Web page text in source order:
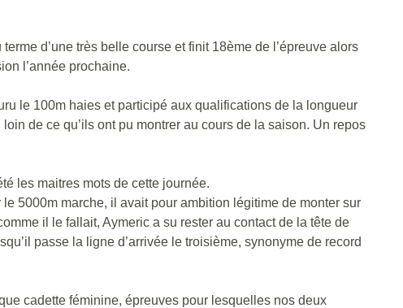
d’une très belle course et finit 18ème de l’épreuve alors
l’année prochaine.
le 100m haies et participé aux qualifications de la longueur
de ce qu’ils ont pu montrer au cours de la saison. Un repos
les maitres mots de cette journée.
5000m marche, il avait pour ambition légitime de monter sur
il le fallait, Aymeric a su rester au contact de la tête de
passe la ligne d’arrivée le troisième, synonyme de record
cadette féminine, épreuves pour lesquelles nos deux